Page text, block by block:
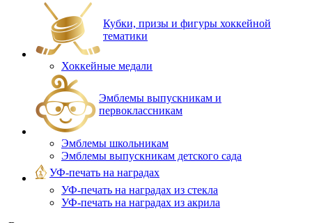
Кубки, призы и фигуры хоккейной
тематики
Хоккейные медали
Эмблемы выпускникам и
первоклассникам
Эмблемы школьникам
Эмблемы выпускникам детского сада
УФ-печать на наградах
УФ‑печать на наградах из стекла
УФ-печать на наградах из акрила